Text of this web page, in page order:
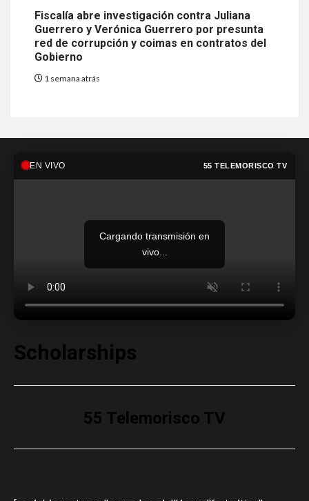
Fiscalía abre investigación contra Juliana
Guerrero y Verónica Guerrero por presunta
red de corrupción y coimas en contratos del
Gobierno
1 semana atrás
EN VIVO 55 TELEMORISCO TV
Cargando transmisión en
vivo...
Scholarships
55 Telemorisco TV